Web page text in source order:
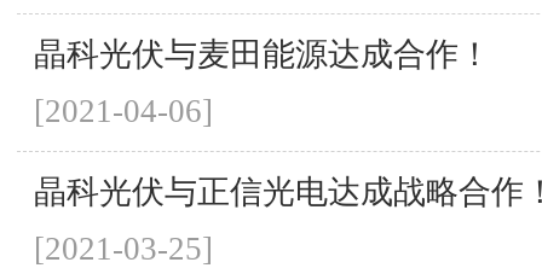
晶科光伏与麦田能源达成合作！
[2021-04-06]
晶科光伏与正信光电达成战略合作
[2021-03-25]